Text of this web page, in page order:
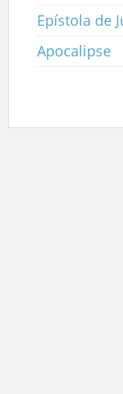
Epístola de
Apocalipse